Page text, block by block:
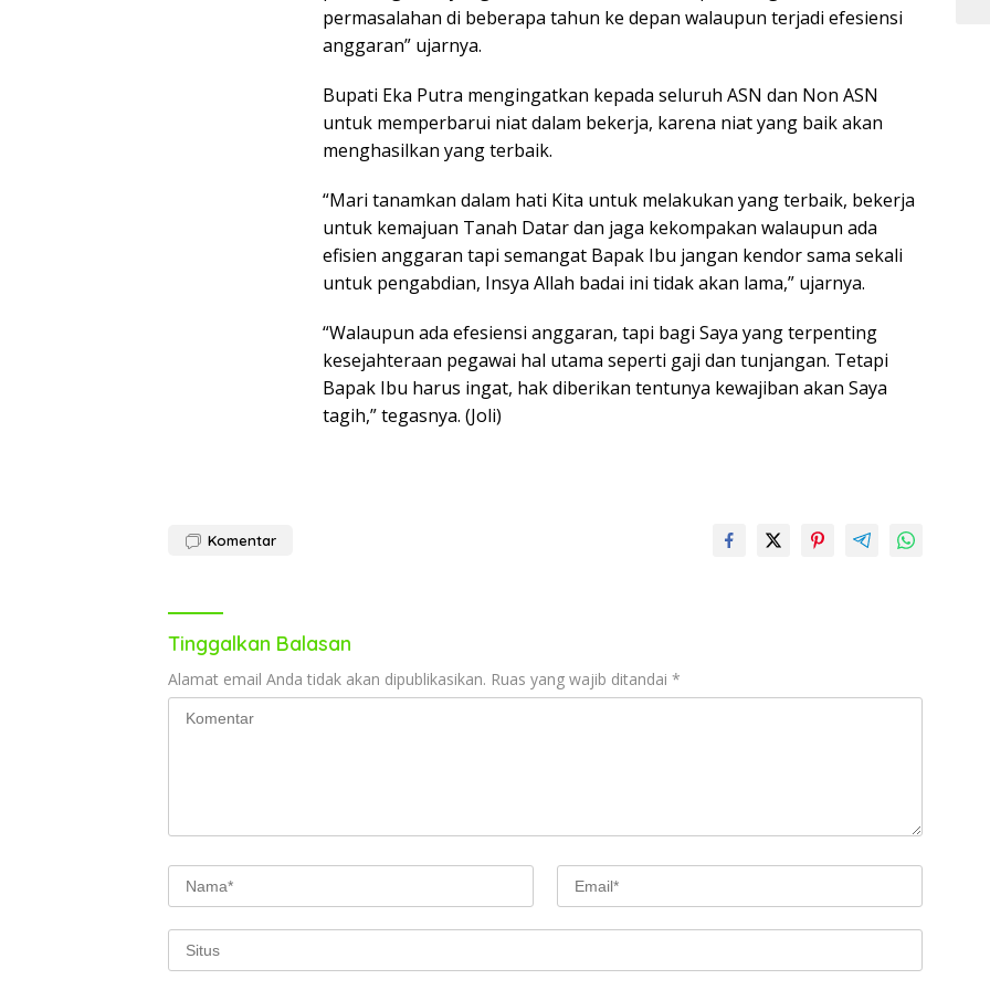
permasalahan di beberapa tahun ke depan walaupun terjadi efesiensi
anggaran” ujarnya.
Bupati Eka Putra mengingatkan kepada seluruh ASN dan Non ASN
untuk memperbarui niat dalam bekerja, karena niat yang baik akan
menghasilkan yang terbaik.
“Mari tanamkan dalam hati Kita untuk melakukan yang terbaik, bekerja
untuk kemajuan Tanah Datar dan jaga kekompakan walaupun ada
efisien anggaran tapi semangat Bapak Ibu jangan kendor sama sekali
untuk pengabdian, Insya Allah badai ini tidak akan lama,” ujarnya.
“Walaupun ada efesiensi anggaran, tapi bagi Saya yang terpenting
kesejahteraan pegawai hal utama seperti gaji dan tunjangan. Tetapi
Bapak Ibu harus ingat, hak diberikan tentunya kewajiban akan Saya
tagih,” tegasnya. (Joli)
Komentar
Tinggalkan Balasan
Alamat email Anda tidak akan dipublikasikan. Ruas yang wajib ditandai *